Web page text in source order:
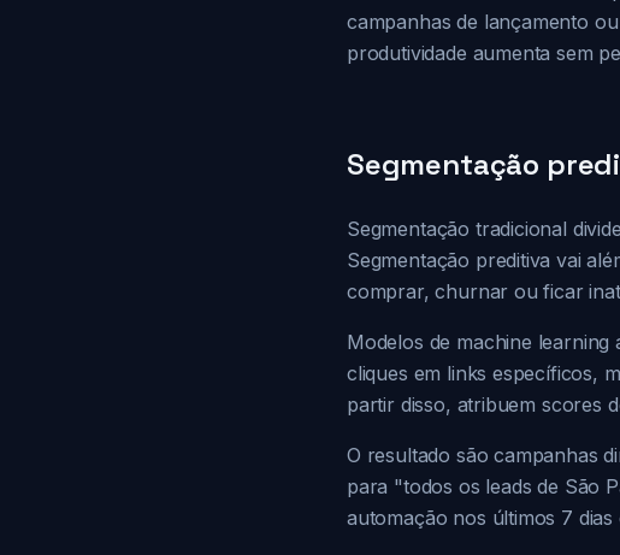
campanhas de lançamento
produtividade aumenta sem
Segmentação
Segmentação tradicional
Segmentação preditiva vai
comprar, churnar ou ficar
Modelos de machine learning
cliques em links específicos,
partir disso, atribuem scores
O resultado são campanhas
para "todos os leads de São
automação nos últimos 7